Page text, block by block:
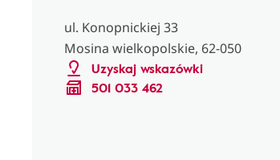
ul. Konopnickiej 33
Mosina wielkopolskie, 62-050
Uzyskaj wskazówki
501 033 462